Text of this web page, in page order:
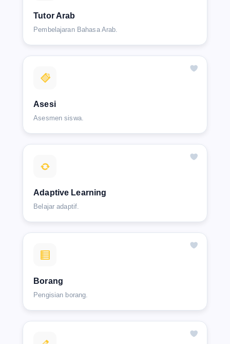
Tutor Arab
Pembelajaran Bahasa Arab.
Asesi
Asesmen siswa.
Adaptive Learning
Belajar adaptif.
Borang
Pengisian borang.